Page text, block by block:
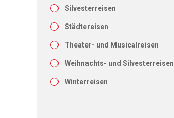
Silvesterreisen
Städtereisen
Theater- und Musicalreisen
Weihnachts- und Silvesterreisen
Winterreisen